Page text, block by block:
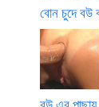
বোন চুদে বউ